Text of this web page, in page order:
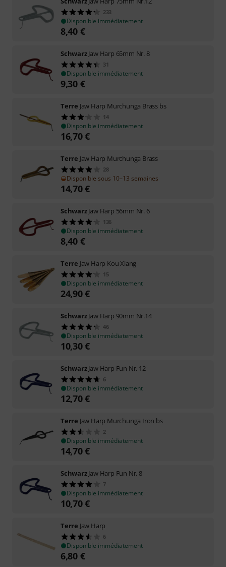
233
Disponible immédiatement
8,40 €
SchwarzJaw Harp 65mm Nr. 8
31
Disponible immédiatement
9,30 €
Terre Jaw Harp Murchunga Brass bs
14
Disponible immédiatement
16,70€
Terre Jaw Harp Murchunga Brass
28
Disponible sous 10–13 semaines
14,70€
SchwarzJaw Harp 56mm Nr. 6
136
Disponible immédiatement
8,40 €
Terre Jaw Harp Kou Xiang
15
Disponible immédiatement
24,90€
SchwarzJaw Harp 90mm Nr.14
46
Disponible immédiatement
10,30€
SchwarzJaw Harp Fun Nr. 12
6
Disponible immédiatement
12,70€
Terre Jaw Harp Murchunga Iron bs
2
Disponible immédiatement
14,70€
SchwarzJaw Harp Fun Nr. 8
7
Disponible immédiatement
10,70€
Terre Jaw Harp
6
Disponible immédiatement
6,80 €